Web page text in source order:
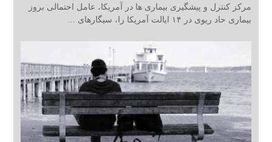
مرکز کنترل و پیشگیری بیماری ها در آمریکا، عامل احتمالی بروز
بیماری حاد ریوی در ۱۴ ایالت آمریکا را، سیگارهای ...